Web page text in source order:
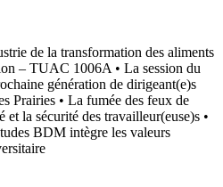
de la transformation des aliments
– TUAC 1006A • La session du
génération de dirigeant(e)s
Prairies • La fumée des feux de
et la sécurité des travailleur(euse)s •
BDM intègre les valeurs